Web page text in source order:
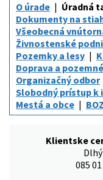
O úrade
Úradná
Dokumenty na
Všeobecná
Živnostenské
Pozemky a lesy
Doprava a
Organizačný odbor
Slobodný prístup k
Mestá a obce
Klientske
085